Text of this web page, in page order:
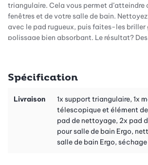
triangulaire. Cela vous permet d’atteindre
fenêtres et de votre salle de bain.
avec le pad rugueux, puis faites-les briller
polissage bien absorbant. Le résultat?
Grâce à son articulation tournant à 360
manche télescopique. Lorsque vous vous
manche, la poignée sphérique s’adapte
ergonomique à votre main. Vous pouvez
pour nettoyer ou pour faire briller.
Spécification
Livraison
1x support triangulaire, 1x
télescopique et élément
pad de nettoyage, 2x pad
pour salle de bain Ergo,
salle de bain Ergo, séchage